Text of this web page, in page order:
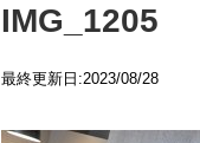
IMG_1205
最終更新日:2023/08/28